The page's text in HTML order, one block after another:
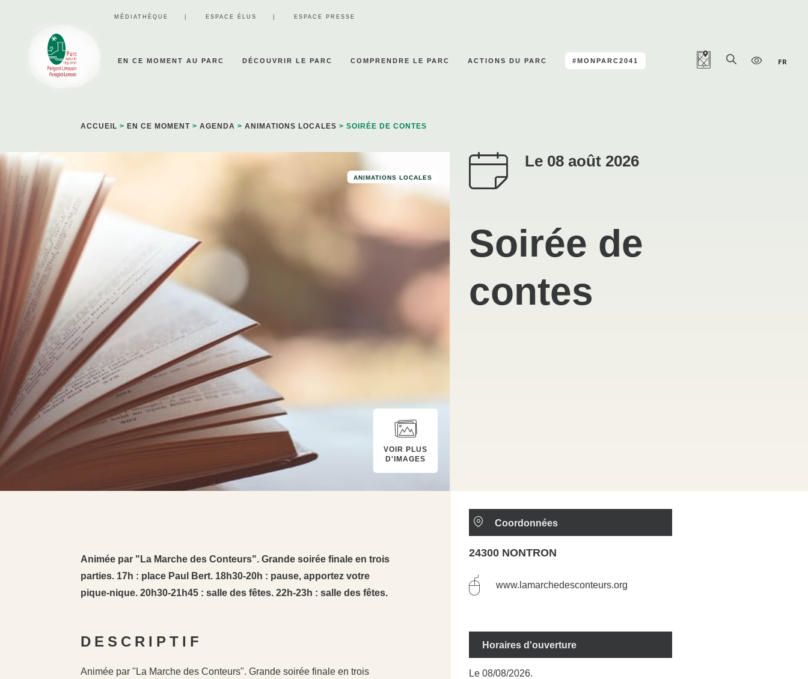
MÉDIATHÈQUE ESPACE ÉLUS ESPACE PRESSE
EN CE MOMENT AU PARC DÉCOUVRIR LE PARC COMPRENDRE LE PARC ACTIONS DU PARC #MONPARC2041 FR
ACCUEIL > EN CE MOMENT > AGENDA > ANIMATIONS LOCALES > SOIRÉE DE CONTES
ANIMATIONS LOCALES
VOIR PLUS
D'IMAGES
Le 08 août 2026
Soirée de
contes
Animée par "La Marche des Conteurs". Grande soirée finale en trois
parties. 17h : place Paul Bert. 18h30-20h : pause, apportez votre
pique-nique. 20h30-21h45 : salle des fêtes. 22h-23h : salle des fêtes.
DESCRIPTIF
Animée par "La Marche des Conteurs". Grande soirée finale en trois
Coordonnées
24300 NONTRON
www.lamarchedesconteurs.org
Horaires d'ouverture
Le 08/08/2026.